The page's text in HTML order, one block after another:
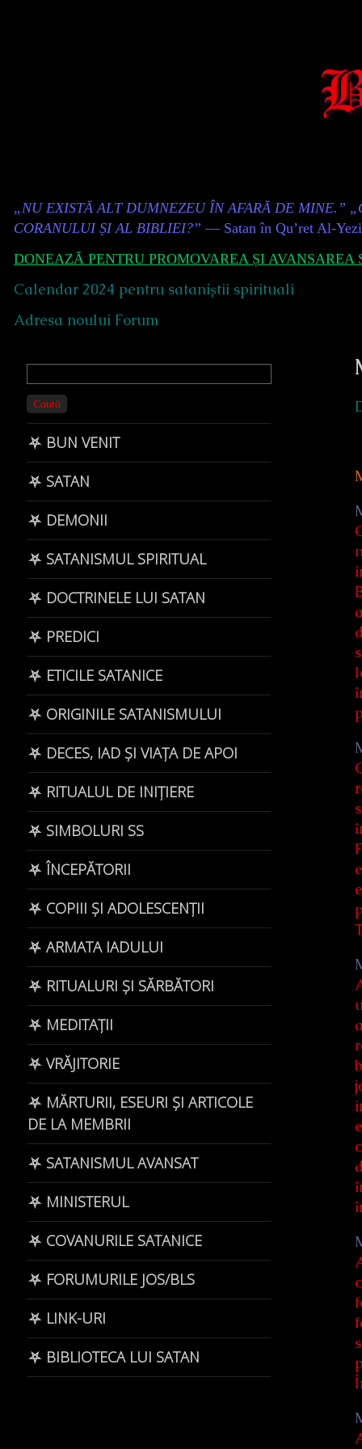
Content
Header
„NU EXISTĂ ALT DUMNEZEU ÎN AFARĂ DE MINE.”
CORANULUI ȘI AL BIBLIEI?” — Satan în Qu’ret Al-
DONEAZĂ PENTRU PROMOVAREA ȘI
Calendar 2024 pentru sataniștii spirituali
Adresa noului Forum
Primary
Sidebar
Caută
⛧ BUN VENIT
⛧ SATAN
⛧ DEMONII
⛧ SATANISMUL SPIRITUAL
⛧ DOCTRINELE LUI SATAN
⛧ PREDICI
⛧ ETICILE SATANICE
⛧ ORIGINILE SATANISMULUI
⛧ DECES, IAD ȘI VIAȚA DE APOI
⛧ RITUALUL DE INIȚIERE
⛧ SIMBOLURI SS
⛧ ÎNCEPĂTORII
⛧ COPIII ȘI ADOLESCENȚII
⛧ ARMATA IADULUI
⛧ RITUALURI ȘI SĂRBĂTORI
⛧ MEDITAȚII
⛧ VRĂJITORIE
⛧ MĂRTURII, ESEURI ȘI ARTICOLE
DE LA MEMBRII
⛧ SATANISMUL AVANSAT
⛧ MINISTERUL
⛧ COVANURILE SATANICE
⛧ FORUMURILE JOS/BLS
⛧ LINK-URI
⛧ BIBLIOTECA LUI SATAN